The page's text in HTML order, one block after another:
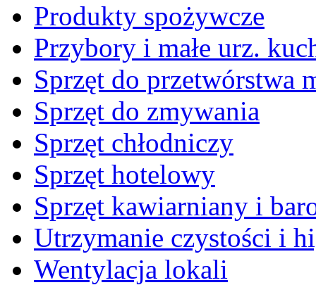
Produkty spożywcze
Przybory i małe urz.
Sprzęt do przetwórstwa
Sprzęt do zmywania
Sprzęt chłodniczy
Sprzęt hotelowy
Sprzęt kawiarniany i
Utrzymanie czystości i
Wentylacja lokali